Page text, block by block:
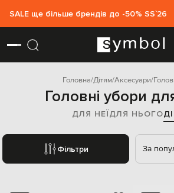
SALE ще більше брендів до -50% SS`26
Головна Дітям Аксесуари
Головні убори
ДЛЯ НЕЇДЛЯ НЬОГО
Фільтри За